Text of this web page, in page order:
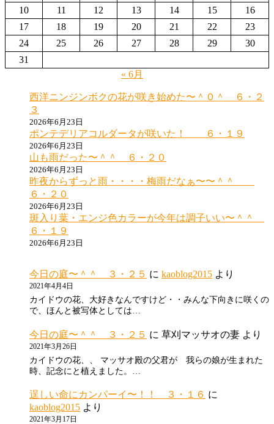
10
11 12 13 14 15
16
17
18 19 20 21 22
23
24
25 26 27 28 29
30
31
« 6月
西洋ニンジンボクの花が咲き始めた〜＾０＾ ６・２
３
2026年6月23日
ポンテデリアコルダータが咲いた！ ６・１９
2026年6月23日
山も雨だった〜＾＾ ６・２０
2026年6月23日
昨夜からずっと雨・・・・梅雨だなぁ〜〜＾＾
６・２０
2026年6月23日
斑入り葉・エンジ色カラーが今年は調子いい〜＾＾
６・１９
2026年6月23日
今日の庭〜＾＾ ３・２５ に kaoblog2015 より
2021年4月4日
カイドウの花、大好きなんですけど・・みんな下向きに咲くの
で、ほんと被写体としては…
今日の庭〜＾＾ ３・２５ に 草刈マッサオの妻 より
2021年3月26日
カイドウの花、、 マッサオ殿の父君が 我らの娘が生まれた
時、記念にと植えました。…
逞しい命にカンパーイ〜！！ ３・１６ に
kaoblog2015 より
2021年3月17日